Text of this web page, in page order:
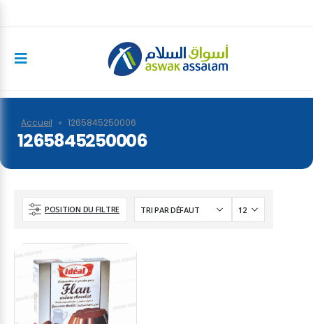
Accueil » 1265845250006
1265845250006
POSITION DU FILTRE